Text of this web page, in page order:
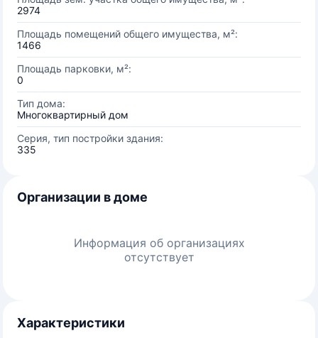
2974
Площадь помещений общего имущества, м²:
1466
Площадь парковки, м²:
0
Тип дома:
Многоквартирный дом
Серия, тип постройки здания:
335
Организации в доме
Информация об организациях
отсутствует
Характеристики